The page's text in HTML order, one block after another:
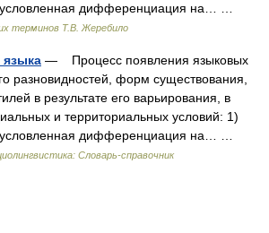
дифференциация на… …
терминов Т.В. Жеребило
— Процесс появления языковых
разновидностей, форм существования,
в результате его варьирования, в
и территориальных условий: 1)
дифференциация на… …
Словарь-справочник